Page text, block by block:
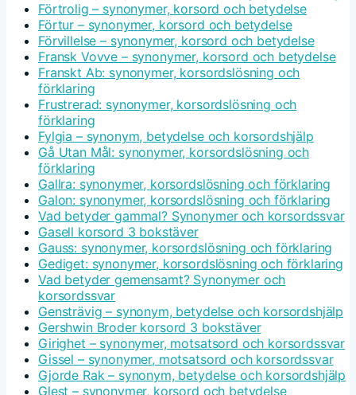
Förtrolig – synonymer, korsord och betydelse
Förtur – synonymer, korsord och betydelse
Förvillelse – synonymer, korsord och betydelse
Fransk Vovve – synonymer, korsord och betydelse
Franskt Ab: synonymer, korsordslösning och
förklaring
Frustrerad: synonymer, korsordslösning och
förklaring
Fylgia – synonym, betydelse och korsordshjälp
Gå Utan Mål: synonymer, korsordslösning och
förklaring
Gallra: synonymer, korsordslösning och förklaring
Galon: synonymer, korsordslösning och förklaring
Vad betyder gammal? Synonymer och korsordssvar
Gasell korsord 3 bokstäver
Gauss: synonymer, korsordslösning och förklaring
Gediget: synonymer, korsordslösning och förklaring
Vad betyder gemensamt? Synonymer och
korsordssvar
Gensträvig – synonym, betydelse och korsordshjälp
Gershwin Broder korsord 3 bokstäver
Girighet – synonymer, motsatsord och korsordssvar
Gissel – synonymer, motsatsord och korsordssvar
Gjorde Rak – synonym, betydelse och korsordshjälp
Glest – synonymer, korsord och betydelse